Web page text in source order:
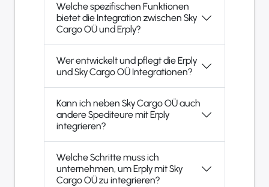
Welche spezifischen Funktionen
bietet die Integration zwischen Sky
Cargo OÜ und Erply?
Wer entwickelt und pflegt die Erply
und Sky Cargo OÜ Integrationen?
Kann ich neben Sky Cargo OÜ auch
andere Spediteure mit Erply
integrieren?
Welche Schritte muss ich
unternehmen, um Erply mit Sky
Cargo OÜ zu integrieren?